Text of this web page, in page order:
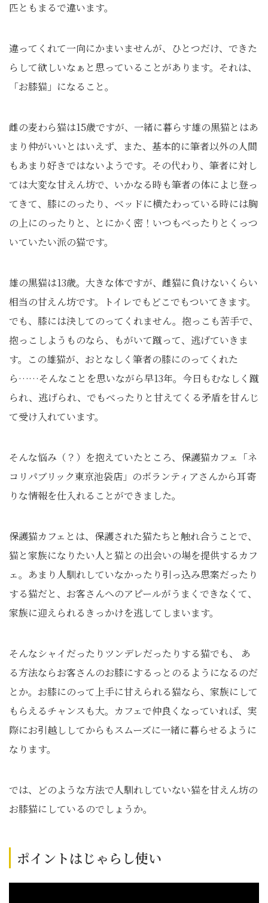
匹ともまるで違います。
違ってくれて一向にかまいませんが、ひとつだけ、できた
らして欲しいなぁと思っていることがあります。それは、
「お膝猫」になること。
雌の麦わら猫は15歳ですが、一緒に暮らす雄の黒猫とはあ
まり仲がいいとはいえず、また、基本的に筆者以外の人間
もあまり好きではないようです。その代わり、筆者に対し
ては大変な甘えん坊で、いかなる時も筆者の体によじ登っ
てきて、膝にのったり、ベッドに横たわっている時には胸
の上にのったりと、とにかく密！いつもべったりとくっつ
いていたい派の猫です。
雄の黒猫は13歳。大きな体ですが、雌猫に負けないくらい
相当の甘えん坊です。トイレでもどこでもついてきます。
でも、膝には決してのってくれません。抱っこも苦手で、
抱っこしようものなら、もがいて蹴って、逃げていきま
す。この雄猫が、おとなしく筆者の膝にのってくれた
ら……そんなことを思いながら早13年。今日もむなしく蹴
られ、逃げられ、でもべったりと甘えてくる矛盾を甘んじ
て受け入れています。
そんな悩み（？）を抱えていたところ、保護猫カフェ「ネ
コリパブリック東京池袋店」のボランティアさんから耳寄
りな情報を仕入れることができました。
保護猫カフェとは、保護された猫たちと触れ合うことで、
猫と家族になりたい人と猫との出会いの場を提供するカフ
ェ。あまり人馴れしていなかったり引っ込み思案だったり
する猫だと、お客さんへのアピールがうまくできなくて、
家族に迎えられるきっかけを逃してしまいます。
そんなシャイだったりツンデレだったりする猫でも、 あ
る方法ならお客さんのお膝にするっとのるようになるのだ
とか。お膝にのって上手に甘えられる猫なら、家族にして
もらえるチャンスも大。カフェで仲良くなっていれば、実
際にお引越ししてからもスムーズに一緒に暮らせるように
なります。
では、どのような方法で人馴れしていない猫を甘えん坊の
お膝猫にしているのでしょうか。
ポイントはじゃらし使い